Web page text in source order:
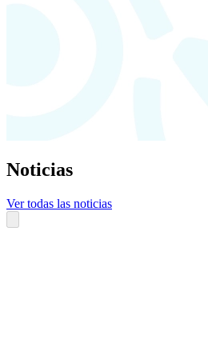
Noticias
Ver todas las noticias